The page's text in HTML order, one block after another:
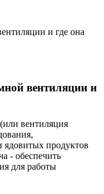
и где она
вентиляции и
(или вентиляция
ядовитых продуктов
- обеспечить
для работы